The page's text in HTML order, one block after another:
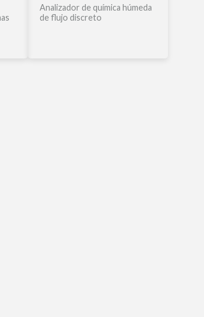
Analizador de química húmeda
de flujo discreto